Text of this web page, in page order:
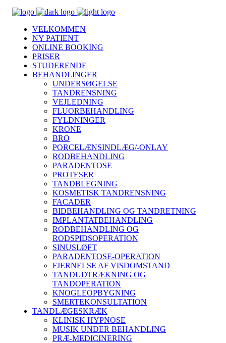
VELKOMMEN
NY PATIENT
ONLINE BOOKING
PRISER
STUDERENDE
BEHANDLINGER
UNDERSØGELSE
TANDRENSNING
VEJLEDNING
FLUORBEHANDLING
FYLDNINGER
KRONE
BRO
PORCELÆNSINDLÆG/-ONLAY
RODBEHANDLING
PARADENTOSE
PROTESER
TANDBLEGNING
KOSMETISK TANDRENSNING
FACADER
BIDBEHANDLING OG TANDRETNING
IMPLANTATBEHANDLING
RODBEHANDLING OG
RODSPIDSOPERATION
SINUSLØFT
PARADENTOSE-OPERATION
FJERNELSE AF VISDOMSTAND
TANDUDTRÆKNING OG
TANDOPERATION
KNOGLEOPBYGNING
SMERTEKONSULTATION
TANDLÆGESKRÆK
KLINISK HYPNOSE
MUSIK UNDER BEHANDLING
PRÆ-MEDICINERING